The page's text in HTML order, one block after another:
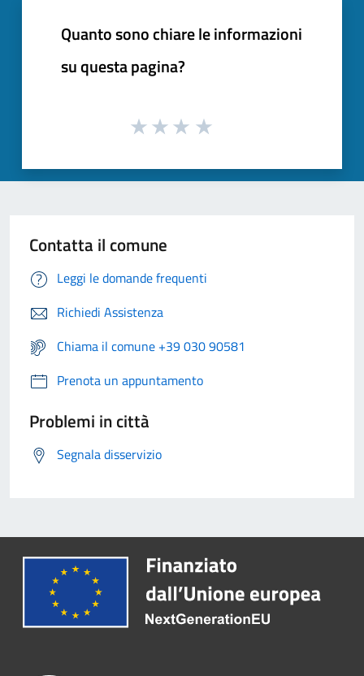
Quanto sono chiare le informazioni
su questa pagina?
Contatta il comune
Leggi le domande frequenti
Richiedi Assistenza
Chiama il comune +39 030 90581
Prenota un appuntamento
Problemi in città
Segnala disservizio